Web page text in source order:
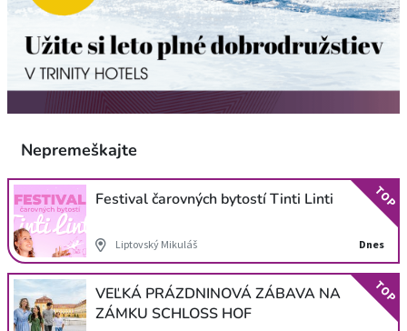
Nepremeškajte
Festival čarovných bytostí Tinti Linti
Liptovský Mikuláš Dnes
TOP
VEĽKÁ PRÁZDNINOVÁ ZÁBAVA NA
ZÁMKU SCHLOSS HOF
TOP